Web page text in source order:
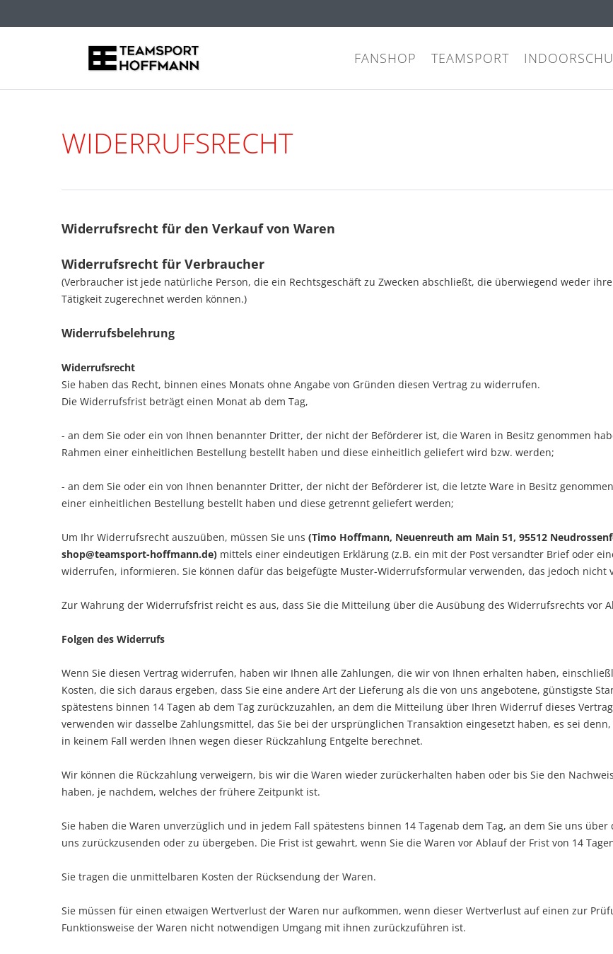
FANSHOP TEAMSPORT
WIDERRUFS­RECHT
Widerrufsrecht für den Verkauf von Waren
Widerrufsrecht für Verbraucher
(Verbraucher ist jede natürliche Person, die ein Rechtsgeschäft zu Zwecken abschließt, die überwiegend weder
Tätigkeit zugerechnet werden können.)
Widerrufsbelehrung
Widerrufsrecht
Sie haben das Recht, binnen eines Monats ohne Angabe von Gründen diesen Vertrag zu widerrufen.
Die Widerrufsfrist beträgt einen Monat ab dem Tag,
- an dem Sie oder ein von Ihnen benannter Dritter, der nicht der Beförderer ist, die Waren in Besitz genommen
Rahmen einer einheitlichen Bestellung bestellt haben und diese einheitlich geliefert wird bzw. werden;
- an dem Sie oder ein von Ihnen benannter Dritter, der nicht der Beförderer ist, die letzte Ware in Besitz
einer einheitlichen Bestellung bestellt haben und diese getrennt geliefert werden;
Um Ihr Widerrufsrecht auszuüben, müssen Sie uns (Timo Hoffmann, Neuenreuth am Main 51, 95512
shop@teamsport-hoffmann.de) mittels einer eindeutigen Erklärung (z.B. ein mit der Post versandter Brief oder
widerrufen, informieren. Sie können dafür das beigefügte Muster-Widerrufsformular verwenden, das jedoch nicht
Zur Wahrung der Widerrufsfrist reicht es aus, dass Sie die Mitteilung über die Ausübung des Widerrufsrechts vor
Folgen des Widerrufs
Wenn Sie diesen Vertrag widerrufen, haben wir Ihnen alle Zahlungen, die wir von Ihnen erhalten haben,
Kosten, die sich daraus ergeben, dass Sie eine andere Art der Lieferung als die von uns angebotene, günstigste
spätestens binnen 14 Tagen ab dem Tag zurückzuzahlen, an dem die Mitteilung über Ihren Widerruf dieses
verwenden wir dasselbe Zahlungsmittel, das Sie bei der ursprünglichen Transaktion eingesetzt haben, es sei
in keinem Fall werden Ihnen wegen dieser Rückzahlung Entgelte berechnet.
Wir können die Rückzahlung verweigern, bis wir die Waren wieder zurückerhalten haben oder bis Sie den
haben, je nachdem, welches der frühere Zeitpunkt ist.
Sie haben die Waren unverzüglich und in jedem Fall spätestens binnen 14 Tagenab dem Tag, an dem Sie uns
uns zurückzusenden oder zu übergeben. Die Frist ist gewahrt, wenn Sie die Waren vor Ablauf der Frist von 14
Sie tragen die unmittelbaren Kosten der Rücksendung der Waren.
Sie müssen für einen etwaigen Wertverlust der Waren nur aufkommen, wenn dieser Wertverlust auf einen zur
Funktionsweise der Waren nicht notwendigen Umgang mit ihnen zurückzuführen ist.